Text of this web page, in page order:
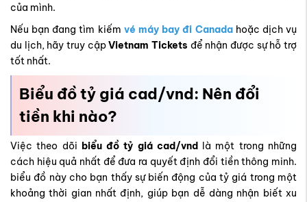
của mình.
Nếu bạn đang tìm kiếm vé máy bay đi Canadahoặc dịch vụ
du lịch, hãy truy cậpVietnam Tickets để nhận được sự hỗ trợ
tốt nhất.
Biểu đồ tỷ giá cad/vnd: Nên đổi
tiền khi nào?
Việc theo dõi biểu đồ tỷ giá cad/vndlà một trong những
cách hiệu quả nhất để đưa ra quyết định đổi tiền thông minh.
biểu đồ này cho bạn thấy sự biến động của tỷ giá trong một
khoảng thời gian nhất định, giúp bạn dễ dàng nhận biết xu